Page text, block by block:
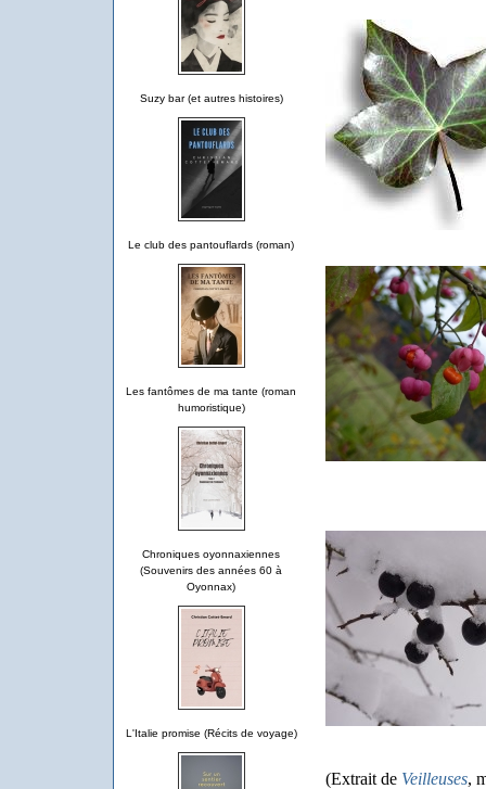
Suzy bar (et autres histoires)
Le club des pantouflards (roman)
Les fantômes de ma tante (roman
humoristique)
Chroniques oyonnaxiennes
(Souvenirs des années 60 à
Oyonnax)
L'Italie promise (Récits de voyage)
(Extrait de Veilleuses,